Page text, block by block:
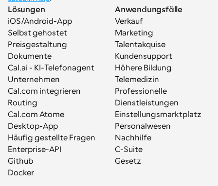
Lösungen
iOS/Android-App
Selbst gehostet
Preisgestaltung
Dokumente
Cal.ai - KI-Telefonagent
Unternehmen
Cal.com integrieren
Routing
Cal.com Atome
Desktop-App
Häufig gestellte Fragen
Enterprise-API
Github
Docker
Anwendungsfälle
Verkauf
Marketing
Talentakquise
Kundensupport
Höhere Bildung
Telemedizin
Professionelle
Dienstleistungen
Einstellungsmarktplatz
Personalwesen
Nachhilfe
C-Suite
Gesetz